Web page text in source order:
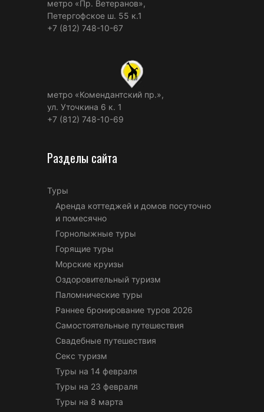
метро «Пр. Ветеранов»,
Петергофское ш. 55 к.1
+7 (812) 748-10-67
метро «Комендантский пр.»,
ул. Уточкина 6 к. 1
+7 (812) 748-10-69
Разделы сайта
Туры
Аренда коттеджей и домов посуточно
и помесячно
Горнолыжные туры
Горящие туры
Морские круизы
Оздоровительный туризм
Паломнические туры
Раннее бронирование туров 2026
Самостоятельные путешествия
Свадебные путешествия
Секс туризм
Туры на 14 февраля
Туры на 23 февраля
Туры на 8 марта